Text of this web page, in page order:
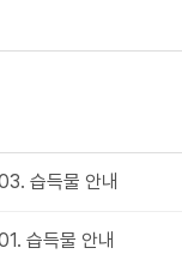
습득물 안내
습득물 안내